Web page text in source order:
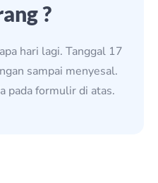
?
hari lagi. Tanggal 17
sampai menyesal.
pada formulir di atas.